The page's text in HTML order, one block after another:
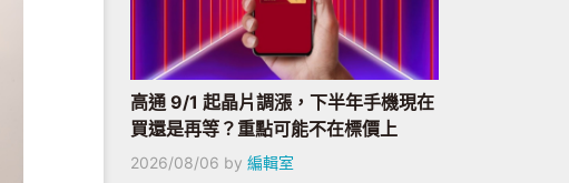
高通 9/1 起晶片調漲，下半年手機現在
買還是再等？重點可能不在標價上
2026/08/06 by 編輯室